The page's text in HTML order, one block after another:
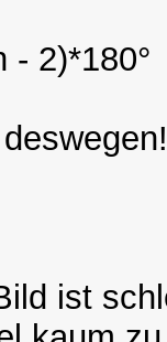
- 2)*180°
ist